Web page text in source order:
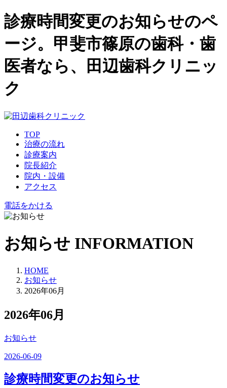
診療時間変更のお知らせのペ
ージ。甲斐市篠原の歯科・歯
医者なら、田辺歯科クリニッ
ク
TOP
治療の流れ
診療案内
院長紹介
院内・設備
アクセス
電話をかける
お知らせ INFORMATION
HOME
お知らせ
2026年06月
2026年06月
お知らせ
2026-06-09
診療時間変更のお知らせ